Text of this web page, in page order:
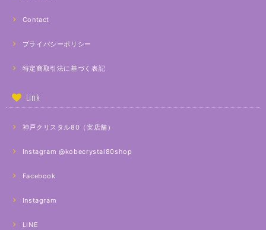
Contact
プライバシーポリシー
特定商取引法に基づく表記
Link
神戸クリスタル80（実店舗）
Instagram @kobecrystal80shop
Facebook
Instagram
LINE